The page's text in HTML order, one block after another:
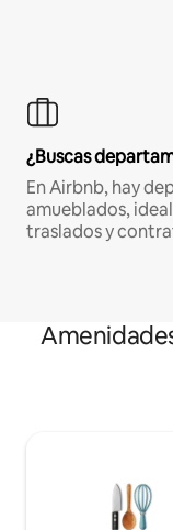
¿Buscas
En Airbnb, hay
amueblados,
traslados y